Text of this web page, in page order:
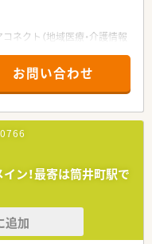
ネクト（地域医療・介護情報
。在宅推進チームや学会
上げ式で有志を募り、やり
活気付けたいという考えで
おり、有休取得率100％、
7ｈ/月、離職率5％など従
ークバランスを実現してい
奈良県1位を獲得！
お問い合わせ
ン！最寄は筒井町駅で
追加